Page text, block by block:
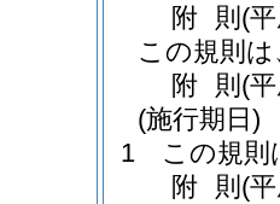
附 則 (
この規則
附 則 (
(施行期日)
1
この規則
附 則 (